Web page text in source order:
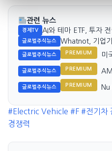
관련 뉴스
경제TV AI와 테마 ETF, 투자
글로벌주식뉴스
Whatnot, 기업
핑 시장 견인
글로벌주식뉴스 PREMIUM
미
글로벌주식뉴스 PREMIUM
글로벌주식뉴스 PREMIUM
#Electric Vehicle #F #전기차
경쟁력